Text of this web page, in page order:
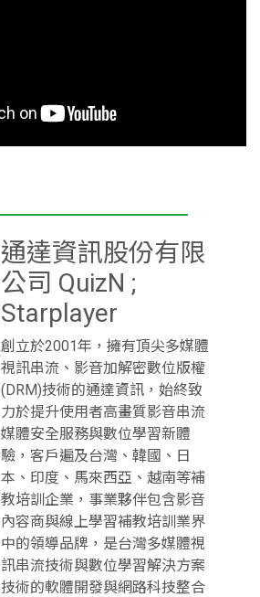
通達資訊股份有限
公司 QuizN ;
Starplayer
創立於2001年，擁有頂尖多媒體
視訊串流、影音加解密數位版權
(DRM)技術的通達資訊，始終致
力於提升使用者高畫質影音串流
媒體安全服務與數位學習新體
驗，客戶遍及台灣、韓國、日
本、印度、馬來西亞、越南等補
教培訓企業，事業夥伴包含影音
內容商與線上學習補教培訓業界
中的領導品牌，是台灣多媒體視
訊串流技術與數位學習解決方案
技術的軟體開發與網路科技整合